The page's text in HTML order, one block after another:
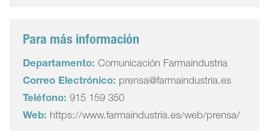
Para más información
Departamento: Comunicación Farmaindustria
Correo Electrónico: prensa@farmaindustria.es
Teléfono: 915 159 350
Web: https://www.farmaindustria.es/web/prensa/